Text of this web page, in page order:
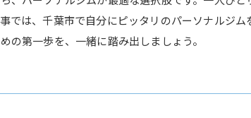
では、千葉市で自分にピッタリのパーソナルジ
の第一歩を、一緒に踏み出しましょう。